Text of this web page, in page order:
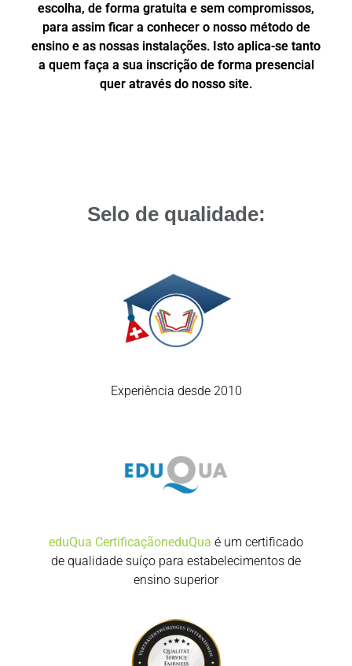
escolha, de forma gratuita e sem compromissos,
para assim ficar a conhecer o nosso método de
ensino e as nossas instalações. Isto aplica-se tanto
a quem faça a sua inscrição de forma presencial
quer através do nosso site.
Selo de qualidade:
Experiência desde 2010
eduQua CertificaçãoneduQua é um certificado
de qualidade suíço para estabelecimentos de
ensino superior